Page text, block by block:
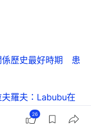
歷史最好時期 患
羅夫：Labubu在
26